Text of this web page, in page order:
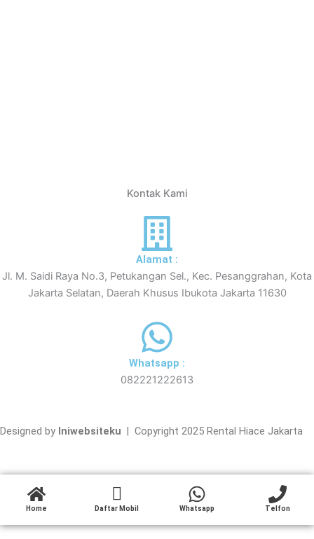
Kontak Kami
Alamat :
Jl. M. Saidi Raya No.3, Petukangan Sel., Kec. Pesanggrahan, Kota
Jakarta Selatan, Daerah Khusus Ibukota Jakarta 11630
Whatsapp :
082221222613
Designed by Iniwebsiteku | Copyright 2025 Rental Hiace Jakarta
Home Daftar Mobil Whatsapp Telfon